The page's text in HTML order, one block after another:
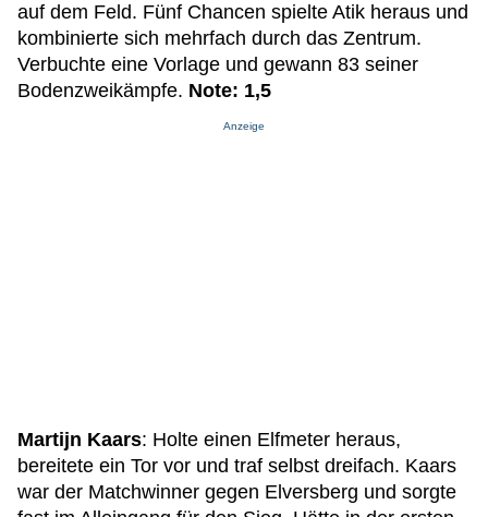
auf dem Feld. Fünf Chancen spielte Atik heraus und
kombinierte sich mehrfach durch das Zentrum.
Verbuchte eine Vorlage und gewann 83 seiner
Bodenzweikämpfe. Note: 1,5
Anzeige
Martijn Kaars: Holte einen Elfmeter heraus,
bereitete ein Tor vor und traf selbst dreifach. Kaars
war der Matchwinner gegen Elversberg und sorgte